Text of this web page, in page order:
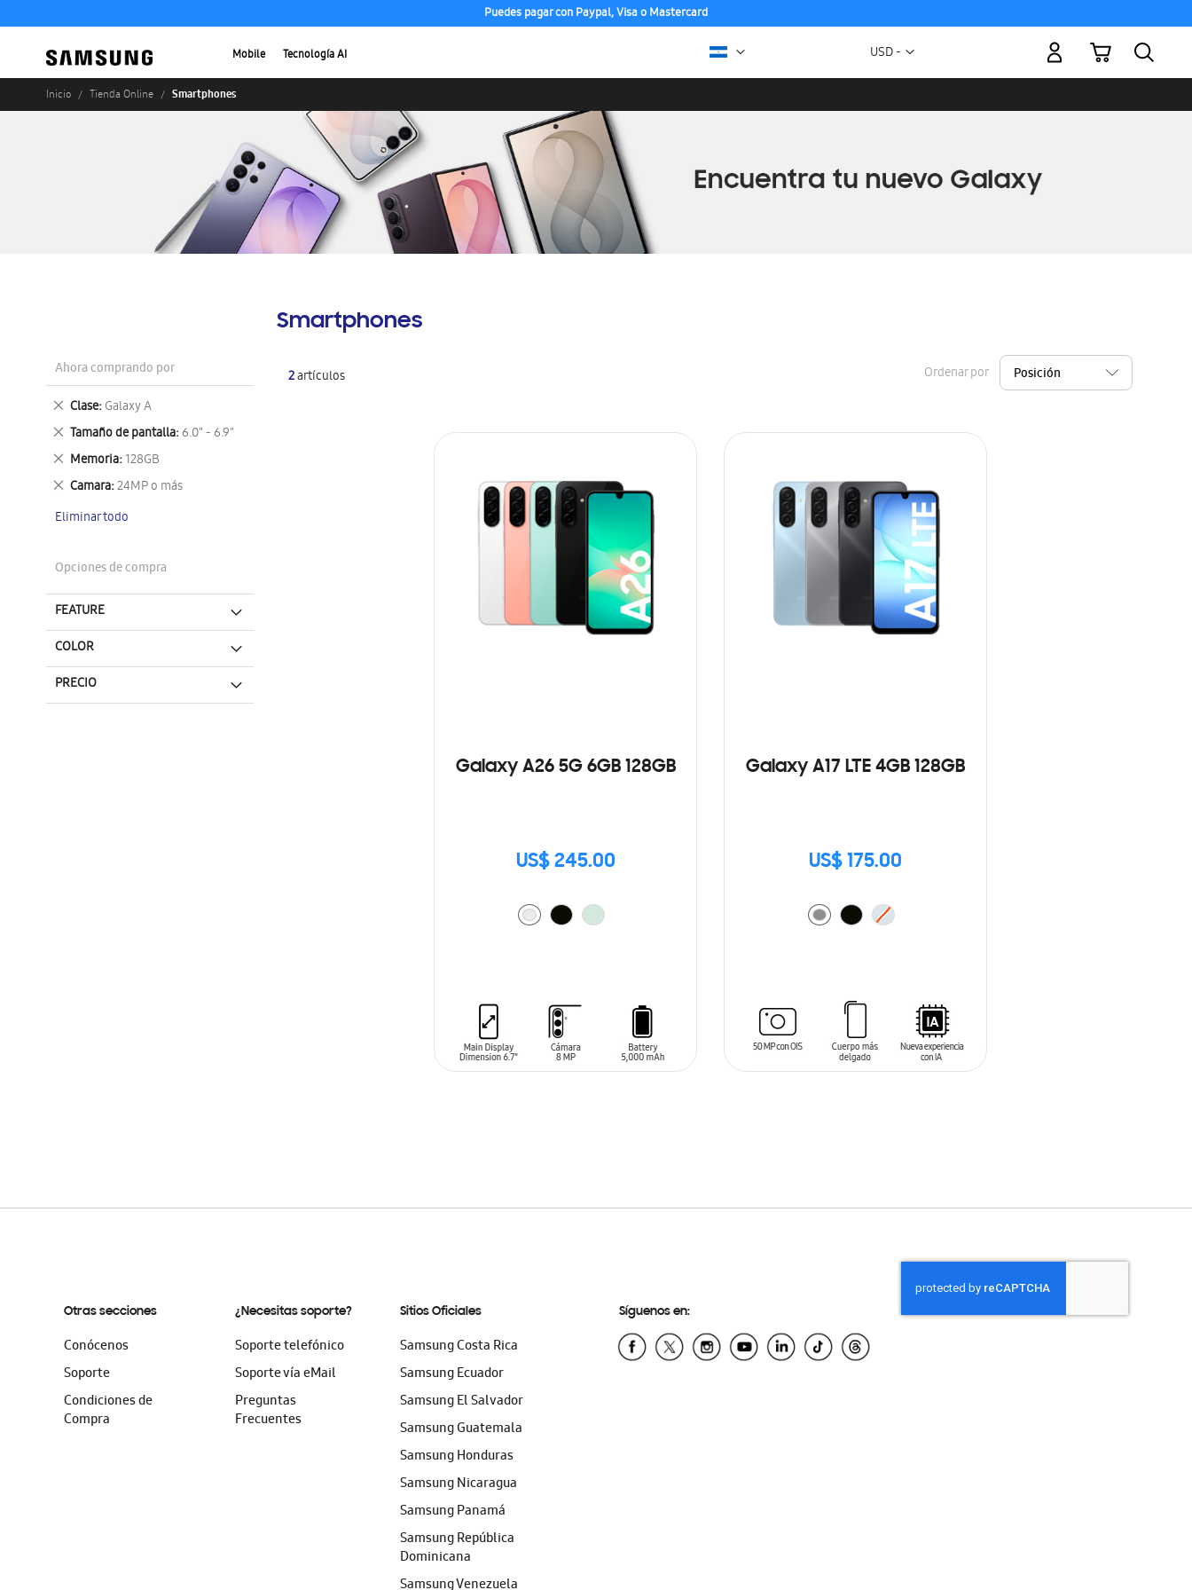
Puedes pagar con Paypal, Visa o Mastercard
Mobile Tecnología AI Moneda
USD -
Mi carrito
Inicio Tienda Online Smartphones
Smartphones
2artículos Ordenar por
Galaxy A26 5G 6GB 128GB
US$ 245.00
Galaxy A17 LTE 4GB 128GB
US$ 175.00
Ahora comprando por
Clase Galaxy A
Eliminar
este
artículo
Tamaño de pantalla 6.0" - 6.9"
Eliminar
este
artículo
Memoria 128GB
Eliminar
este
artículo
Camara 24MP o más
Eliminar
artículo
Eliminar todo
Opciones de compra
FEATURE
COLOR
PRECIO
Otras secciones
Conócenos
Soporte
Condiciones de
Compra
¿Necesitas soporte?
Soporte telefónico
Soporte vía eMail
Preguntas
Frecuentes
Sitios Oficiales
Samsung Costa Rica
Samsung Ecuador
Samsung El Salvador
Samsung Guatemala
Samsung Honduras
Samsung Nicaragua
Samsung Panamá
Samsung República
Dominicana
Samsung Venezuela
Síguenos en: